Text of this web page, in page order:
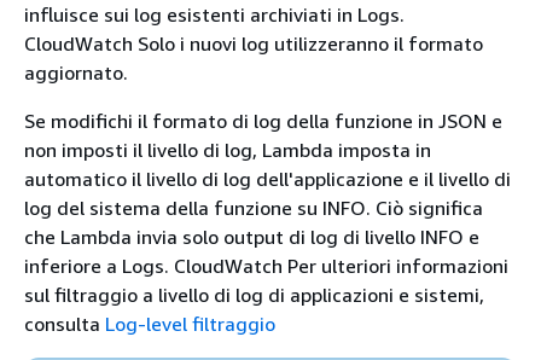
influisce sui log esistenti archiviati in Logs.
CloudWatch Solo i nuovi log utilizzeranno il formato
aggiornato.
Se modifichi il formato di log della funzione in JSON e
non imposti il livello di log, Lambda imposta in
automatico il livello di log dell'applicazione e il livello di
log del sistema della funzione su INFO. Ciò significa
che Lambda invia solo output di log di livello INFO e
inferiore a Logs. CloudWatch Per ulteriori informazioni
sul filtraggio a livello di log di applicazioni e sistemi,
consulta Log-level filtraggio